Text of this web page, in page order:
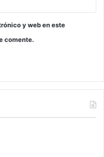
y web en este
comente.